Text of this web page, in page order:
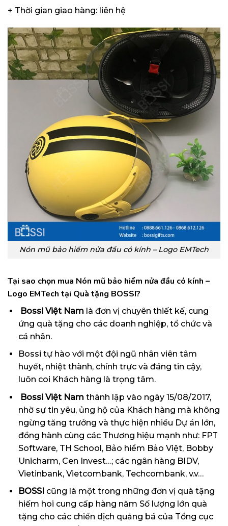
+ Thời gian giao hàng: liên hệ
Nón mũ bảo hiểm nửa đầu có kính – Logo EMTech
Tại sao chọn mua Nón mũ bảo hiểm nửa đầu có kính –
Logo EMTech tại Quà tặng BOSSI?
Bossi Việt Namlà đơn vị chuyên thiết kế, cung
ứng quà tặng cho các doanh nghiệp, tổ chức và
cá nhân.
Bossi tự hào với một đội ngũ nhân viên tâm
huyết, nhiệt thành, chính trực và đáng tin cậy,
luôn coi Khách hàng là trọng tâm.
Bossi Việt Namthành lập vào ngày 15/08/2017,
nhờ sự tin yêu, ủng hộ của Khách hàng mà không
ngừng tăng trưởng và thực hiện nhiều Dự án lớn,
đồng hành cùng các Thương hiệu mạnh như: FPT
Software, TH School, Bảo hiểm Bảo Việt, Bobby
Unicharm, Cen Invest…; các ngân hàng BIDV,
Vietinbank, Vietcombank, Techcombank, v.v…
BOSSI cũng là một trong những đơn vị quà tặng
hiếm hoi cung cấp hàng năm Số lượng lớn quà
tặng cho các chiến dịch quảng bá của Tổng cục